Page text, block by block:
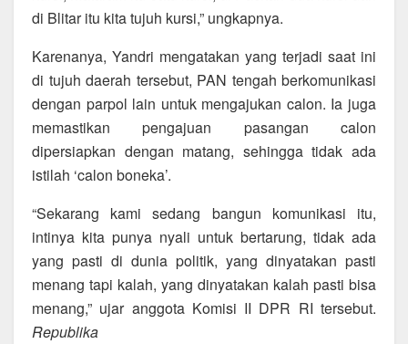
di Blitar itu kita tujuh kursi,” ungkapnya.
Karenanya, Yandri mengatakan yang terjadi saat ini
di tujuh daerah tersebut, PAN tengah berkomunikasi
dengan parpol lain untuk mengajukan calon. Ia juga
memastikan pengajuan pasangan calon
dipersiapkan dengan matang, sehingga tidak ada
istilah ‘calon boneka’.
“Sekarang kami sedang bangun komunikasi itu,
intinya kita punya nyali untuk bertarung, tidak ada
yang pasti di dunia politik, yang dinyatakan pasti
menang tapi kalah, yang dinyatakan kalah pasti bisa
menang,” ujar anggota Komisi II DPR RI tersebut.
Republika